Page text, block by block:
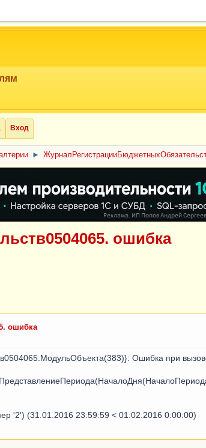
Вход
►
ошибка
ошибка
Ошибка при
'2') (31.01.2016 23:59:59 < 01.02.2016 0:00:00)